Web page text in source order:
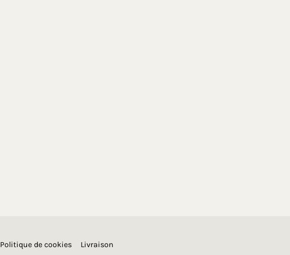
Politique de cookies Livraison